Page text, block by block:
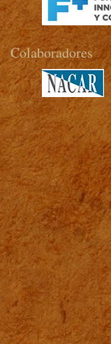
Colaboradores